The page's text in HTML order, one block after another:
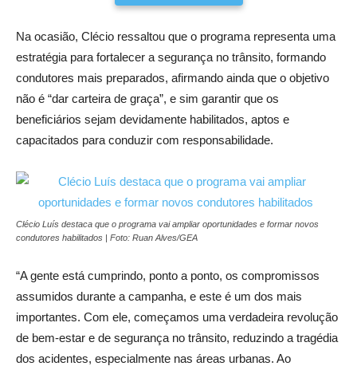
Na ocasião, Clécio ressaltou que o programa representa uma
estratégia para fortalecer a segurança no trânsito, formando
condutores mais preparados, afirmando ainda que o objetivo
não é “dar carteira de graça”, e sim garantir que os
beneficiários sejam devidamente habilitados, aptos e
capacitados para conduzir com responsabilidade.
Clécio Luís destaca que o programa vai ampliar oportunidades e formar novos
condutores habilitados | Foto: Ruan Alves/GEA
“A gente está cumprindo, ponto a ponto, os compromissos
assumidos durante a campanha, e este é um dos mais
importantes. Com ele, começamos uma verdadeira revolução
de bem-estar e de segurança no trânsito, reduzindo a tragédia
dos acidentes, especialmente nas áreas urbanas. Ao